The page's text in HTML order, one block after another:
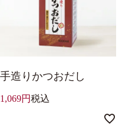
手造りかつおだし
1,069 税込